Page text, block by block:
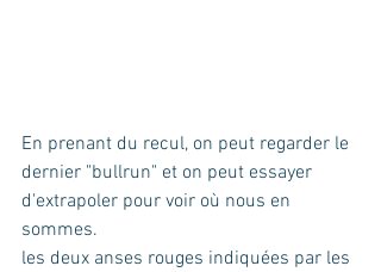
En prenant du recul, on peut regarder le
dernier "bullrun" et on peut essayer
d'extrapoler pour voir où nous en
sommes.
les deux anses rouges indiquées par les